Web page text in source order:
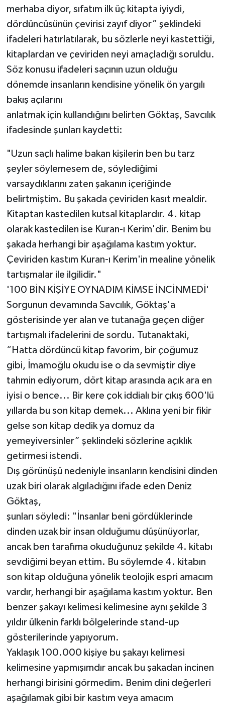
merhaba diyor, sıfatım ilk üç kitapta iyiydi,
dördüncüsünün çevirisi zayıf diyor” şeklindeki
ifadeleri hatırlatılarak, bu sözlerle neyi kastettiği,
kitaplardan ve çeviriden neyi amaçladığı soruldu.
Söz konusu ifadeleri saçının uzun olduğu
dönemde insanların kendisine yönelik ön yargılı
bakış açılarını
anlatmak için kullandığını belirten Göktaş, Savcılık
ifadesinde şunları kaydetti:
"Uzun saçlı halime bakan kişilerin ben bu tarz
şeyler söylemesem de, söylediğimi
varsaydıklarını zaten şakanın içeriğinde
belirtmiştim. Bu şakada çeviriden kasıt mealdir.
Kitaptan kastedilen kutsal kitaplardır. 4. kitap
olarak kastedilen ise Kuran-ı Kerim'dir. Benim bu
şakada herhangi bir aşağılama kastım yoktur.
Çeviriden kastım Kuran-ı Kerim'in mealine yönelik
tartışmalar ile ilgilidir."
'100 BİN KİŞİYE OYNADIM KİMSE İNCİNMEDİ'
Sorgunun devamında Savcılık, Göktaş'a
gösterisinde yer alan ve tutanağa geçen diğer
tartışmalı ifadelerini de sordu. Tutanaktaki,
“Hatta dördüncü kitap favorim, bir çoğumuz
gibi, İmamoğlu okudu ise o da sevmiştir diye
tahmin ediyorum, dört kitap arasında açık ara en
iyisi o bence... Bir kere çok iddialı bir çıkış 600'lü
yıllarda bu son kitap demek... Aklına yeni bir fikir
gelse son kitap dedik ya domuz da
yemeyiversinler” şeklindeki sözlerine açıklık
getirmesi istendi.
Dış görünüşü nedeniyle insanların kendisini dinden
uzak biri olarak algıladığını ifade eden Deniz
Göktaş,
şunları söyledi: "İnsanlar beni gördüklerinde
dinden uzak bir insan olduğumu düşünüyorlar,
ancak ben tarafıma okuduğunuz şekilde 4. kitabı
sevdiğimi beyan ettim. Bu söylemde 4. kitabın
son kitap olduğuna yönelik teolojik espri amacım
vardır, herhangi bir aşağılama kastım yoktur. Ben
benzer şakayı kelimesi kelimesine aynı şekilde 3
yıldır ülkenin farklı bölgelerinde stand-up
gösterilerinde yapıyorum.
Yaklaşık 100.000 kişiye bu şakayı kelimesi
kelimesine yapmışımdır ancak bu şakadan incinen
herhangi birisini görmedim. Benim dini değerleri
aşağılamak gibi bir kastım veya amacım